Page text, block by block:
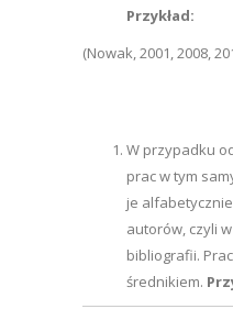
Przykład:
(Nowak, 2001, 2008,
W przypadku
prac w tym
je
autorów, czyli
bibliografii.
średnikiem.